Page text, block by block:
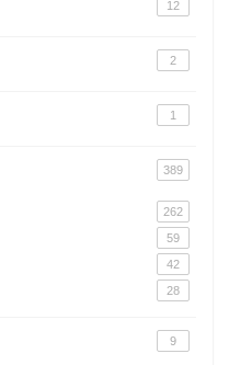
12
2
1
389
262
59
42
28
9